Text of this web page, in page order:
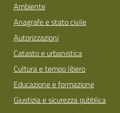
Ambiente
Anagrafe e stato civile
Autorizzazioni
Catasto e urbanistica
Cultura e tempo libero
Educazione e formazione
Giustizia e sicurezza pubblica